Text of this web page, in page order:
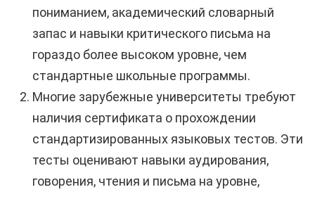
пониманием, академический словарный
запас и навыки критического письма на
гораздо более высоком уровне, чем
стандартные школьные программы.
Многие зарубежные университеты требуют
наличия сертификата о прохождении
стандартизированных языковых тестов. Эти
тесты оценивают навыки аудирования,
говорения, чтения и письма на уровне,